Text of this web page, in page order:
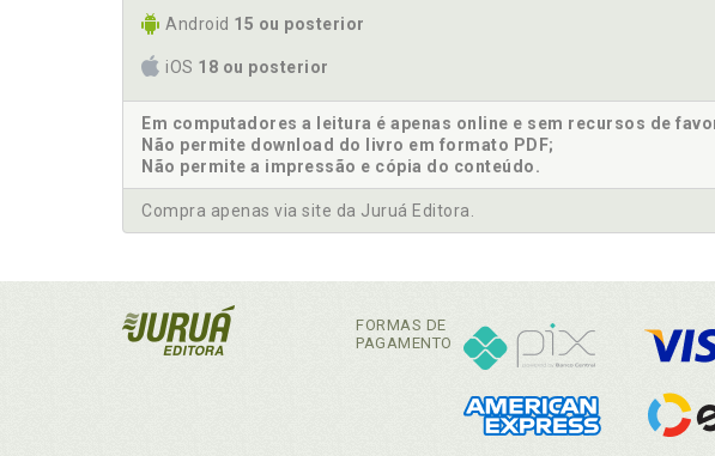
Android 15 ou posterior
iOS 18 ou posterior
Em computadores a leitura é apenas online e sem recursos de
Não permite download do livro em formato PDF;
Não permite a impressão e cópia do conteúdo.
Compra apenas via site da Juruá Editora.
FORMAS DE
PAGAMENTO